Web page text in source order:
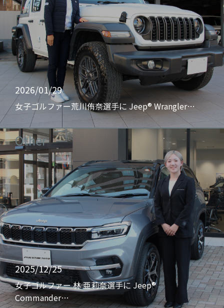
2026/01/29
女子ゴルファー荒川侑奈選手に Jeep® Wrangler…
Other
2025/12/25
女子ゴルファー 林 亜莉奈選手に Jeep®
Commander…